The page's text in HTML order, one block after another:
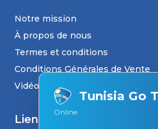
Tunisia Go
Online
Notre mission
À propos de nous
Termes et conditions
Conditions Générales de Vente
Vidéos
Liens